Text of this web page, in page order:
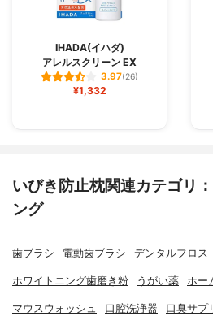
IHADA(イハダ)
アレルスクリーン EX
3.97(26)
¥1,332
いびき防止枕関連カテゴリ
ング
歯ブラシ 電動歯ブラシ デンタルフロス
ホワイトニング歯磨き粉 うがい薬 ホー
マウスウォッシュ 口腔洗浄器 口臭サプ